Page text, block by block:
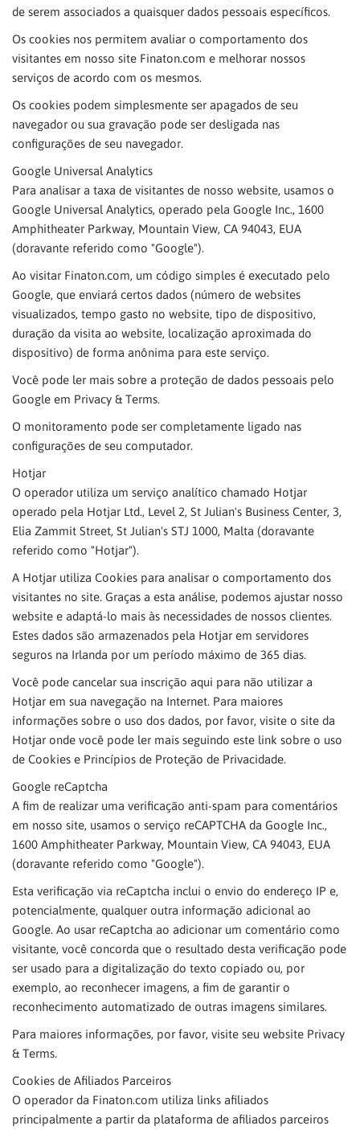
de serem associados a quaisquer dados pessoais específicos.
Os cookies nos permitem avaliar o comportamento dos
visitantes em nosso site Finaton.com e melhorar nossos
serviços de acordo com os mesmos.
Os cookies podem simplesmente ser apagados de seu
navegador ou sua gravação pode ser desligada nas
configurações de seu navegador.
Google Universal Analytics
Para analisar a taxa de visitantes de nosso website, usamos o
Google Universal Analytics, operado pela Google Inc., 1600
Amphitheater Parkway, Mountain View, CA 94043, EUA
(doravante referido como "Google").
Ao visitar Finaton.com, um código simples é executado pelo
Google, que enviará certos dados (número de websites
visualizados, tempo gasto no website, tipo de dispositivo,
duração da visita ao website, localização aproximada do
dispositivo) de forma anônima para este serviço.
Você pode ler mais sobre a proteção de dados pessoais pelo
Google em Privacy & Terms.
O monitoramento pode ser completamente ligado nas
configurações de seu computador.
Hotjar
O operador utiliza um serviço analítico chamado Hotjar
operado pela Hotjar Ltd., Level 2, St Julian's Business Center, 3,
Elia Zammit Street, St Julian's STJ 1000, Malta (doravante
referido como "Hotjar").
A Hotjar utiliza Cookies para analisar o comportamento dos
visitantes no site. Graças a esta análise, podemos ajustar nosso
website e adaptá-lo mais às necessidades de nossos clientes.
Estes dados são armazenados pela Hotjar em servidores
seguros na Irlanda por um período máximo de 365 dias.
Você pode cancelar sua inscrição aqui para não utilizar a
Hotjar em sua navegação na Internet. Para maiores
informações sobre o uso dos dados, por favor, visite o site da
Hotjar onde você pode ler mais seguindo este link sobre o uso
de Cookies e Princípios de Proteção de Privacidade.
Google reCaptcha
A fim de realizar uma verificação anti-spam para comentários
em nosso site, usamos o serviço reCAPTCHA da Google Inc.,
1600 Amphitheater Parkway, Mountain View, CA 94043, EUA
(doravante referido como "Google").
Esta verificação via reCaptcha inclui o envio do endereço IP e,
potencialmente, qualquer outra informação adicional ao
Google. Ao usar reCaptcha ao adicionar um comentário como
visitante, você concorda que o resultado desta verificação pode
ser usado para a digitalização do texto copiado ou, por
exemplo, ao reconhecer imagens, a fim de garantir o
reconhecimento automatizado de outras imagens similares.
Para maiores informações, por favor, visite seu website Privacy
& Terms.
Cookies de Afiliados Parceiros
O operador da Finaton.com utiliza links afiliados
principalmente a partir da plataforma de afiliados parceiros